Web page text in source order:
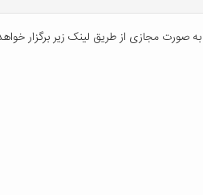
دانشگاه کاشان، بدینوسیله به اطلاع می رساند که جلسه معارفه شما انشاءالله رأس ساعت 18:30 روز سه شنبه 20 مهرماه، به صورت مجازی